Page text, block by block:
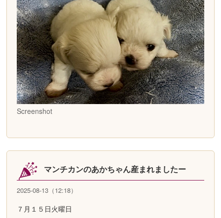
Screenshot
マンチカンのあかちゃん産まれましたー
2025-08-13（12:18）
７月１５日火曜日